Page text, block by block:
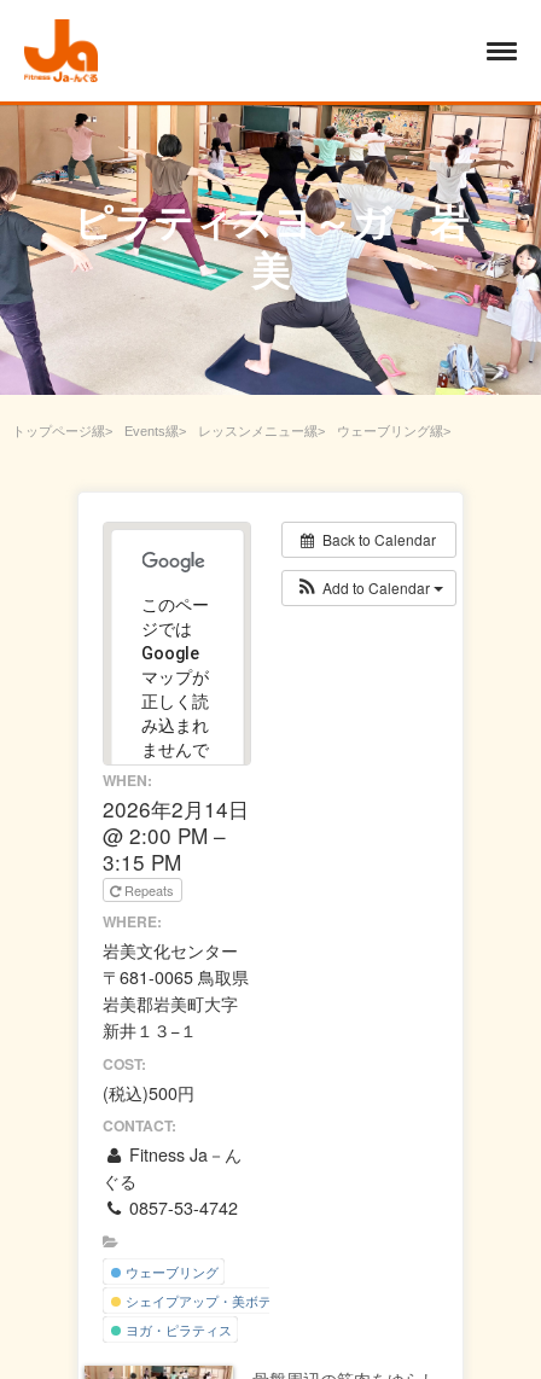
ピラティスヨ～ガ 岩
美
トップページ Events レッスンメニュー
ウェーブリング
Back to Calendar
Add to Calendar
このペー
ジでは
Google
マップが
正しく読
み込まれ
ませんで
した。
この
ウェ
ブサ
イト
有者
です
か？
WHEN:
2026年2月14日
@ 2:00 PM –
3:15 PM
Repeats
WHERE:
岩美文化センター
〒681-0065 鳥取県
岩美郡岩美町大字
新井１３−１
COST:
(税込)500円
CONTACT:
Fitness Ja－ん
ぐる
0857-53-4742
ウェーブリング
シェイプアップ・美ボディー
ヨガ・ピラティス